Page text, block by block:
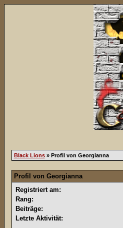
Black Lions» Profil von Georgianna
Profil von Georgianna
Registriert am:
Rang:
Beiträge:
Letzte Aktivität: